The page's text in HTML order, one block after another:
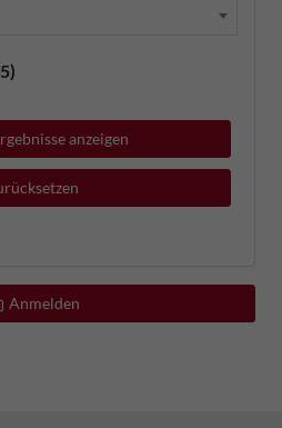
anzeigen
Anmelden